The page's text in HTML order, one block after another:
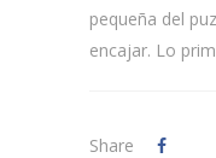
pequeña del
encajar. Lo
Share